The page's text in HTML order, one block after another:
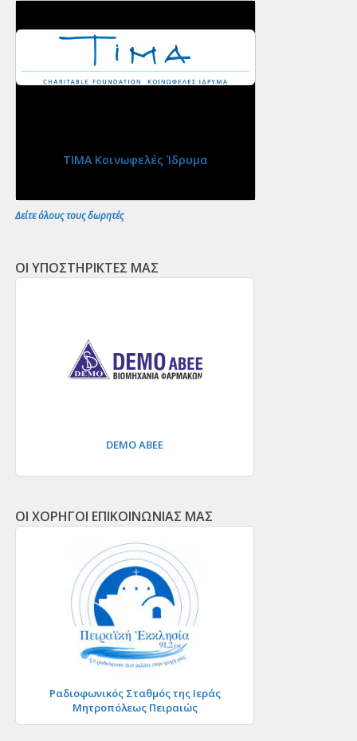
ΤΙΜΑ Κοινωφελές Ίδρυμα
Δείτε όλους τους δωρητές
ΟΙ ΥΠΟΣΤΗΡΙΚΤΕΣ ΜΑΣ
DEMO ΑΒΕΕ
ΟΙ ΧΟΡΗΓΟΙ ΕΠΙΚΟΙΝΩΝΙΑΣ ΜΑΣ
Ραδιοφωνικός Σταθμός της Ιεράς
Μητροπόλεως Πειραιώς